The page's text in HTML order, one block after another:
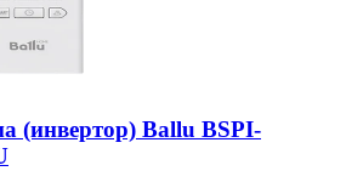
(инвертор) Ballu BSPI-